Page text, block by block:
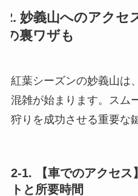
2. 妙義山へのアクセ
の裏ワザも
紅葉シーズンの妙義山は
混雑が始まります。スム
狩りを成功させる重要な
2-1. 【車でのアクセス
トと所要時間